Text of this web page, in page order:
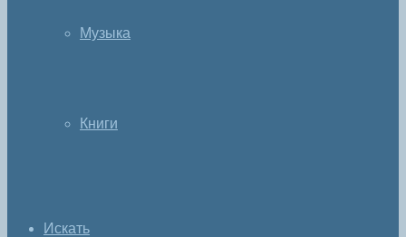
Музыка
Книги
Искать